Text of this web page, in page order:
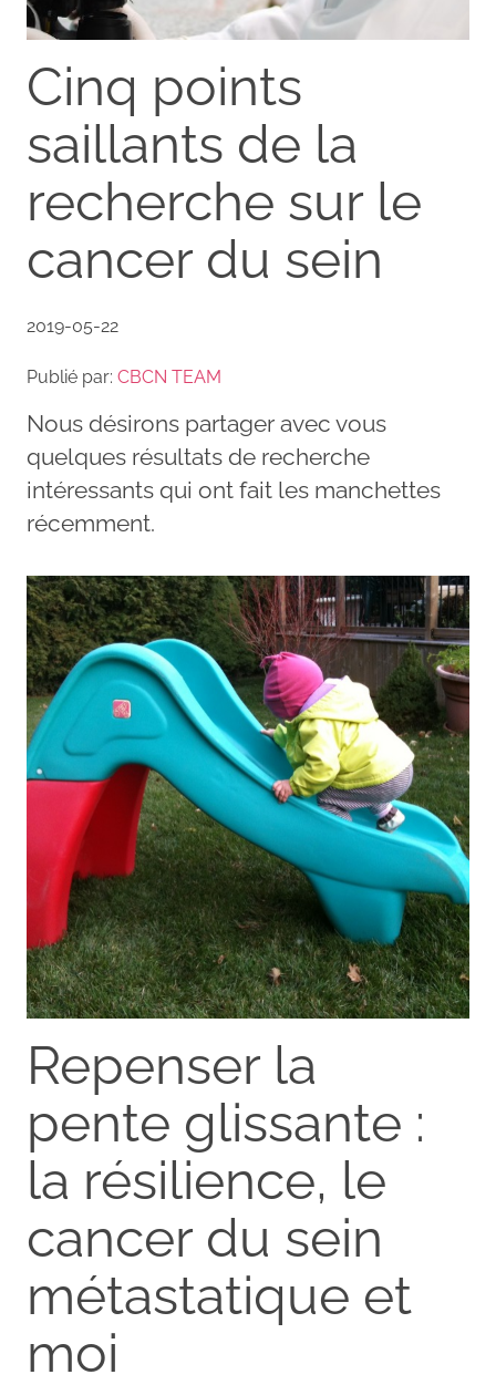
Cinq points
saillants de la
recherche sur le
cancer du sein
2019-05-22
Publié par: CBCN TEAM
Nous désirons partager avec vous
quelques résultats de recherche
intéressants qui ont fait les manchettes
récemment.
Repenser la
pente glissante :
la résilience, le
cancer du sein
métastatique et
moi